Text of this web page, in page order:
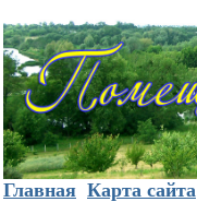
Главная Карта сайта